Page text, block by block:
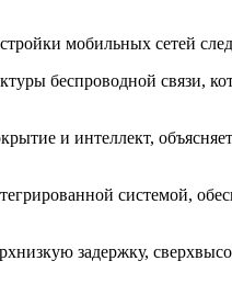
мобильных сетей
беспроводной связи,
и интеллект,
системой,
задержку,